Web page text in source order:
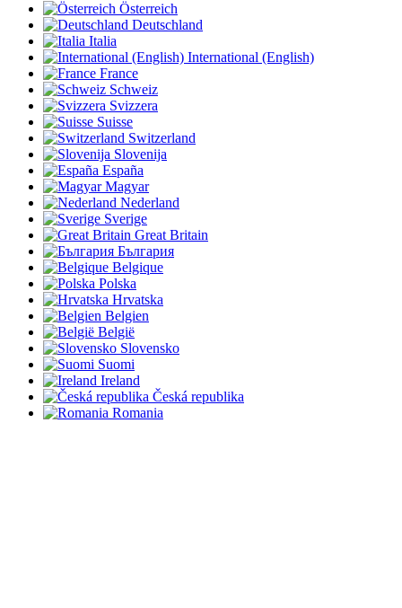
Österreich
Deutschland
Italia
International (English)
France
Schweiz
Svizzera
Suisse
Switzerland
Slovenija
España
Magyar
Nederland
Sverige
Great Britain
България
Belgique
Polska
Hrvatska
Belgien
België
Slovensko
Suomi
Ireland
Česká republika
Romania